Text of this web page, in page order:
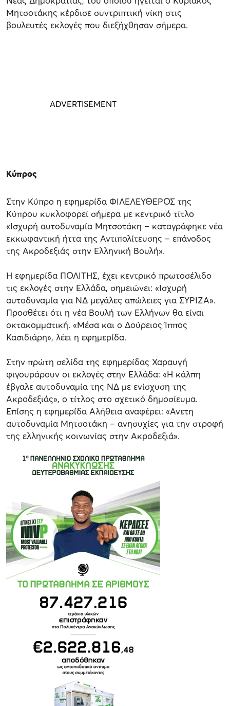
Μητσοτάκης κέρδισε συντριπτική νίκη στις
βουλευτές εκλογές που διεξήχθησαν σήμερα.
Κύπρος
Στην Κύπρο η εφημερίδα ΦΙΛΕΛΕΥΘΕΡΟΣ της
Κύπρου κυκλοφορεί σήμερα με κεντρικό τίτλο
«Ισχυρή αυτοδυναμία Μητσοτάκη – καταγράφηκε νέα
εκκωφαντική ήττα της Αντιπολίτευσης – επάνοδος
της Ακροδεξιάς στην Ελληνική Βουλή».
Η εφημερίδα ΠΟΛΙΤΗΣ, έχει κεντρικό πρωτοσέλιδο
τις εκλογές στην Ελλάδα, σημειώνει: «Ισχυρή
αυτοδυναμία για ΝΔ μεγάλες απώλειες για ΣΥΡΙΖΑ».
Προσθέτει ότι η νέα Βουλή των Ελλήνων θα είναι
οκτακομματική. «Μέσα και ο Δούρειος Ίππος
Κασιδιάρη», λέει η εφημερίδα.
Στην πρώτη σελίδα της εφημερίδας Χαραυγή
φιγουράρουν οι εκλογές στην Ελλάδα: «Η κάλπη
έβγαλε αυτοδυναμία της ΝΔ με ενίσχυση της
Ακροδεξιάς», ο τίτλος στο σχετικό δημοσίευμα.
Επίσης η εφημερίδα Αλήθεια αναφέρει: «Ανετη
αυτοδυναμία Μητσοτάκη – ανησυχίες για την στροφή
της ελληνικής κοινωνίας στην Ακροδεξιά».